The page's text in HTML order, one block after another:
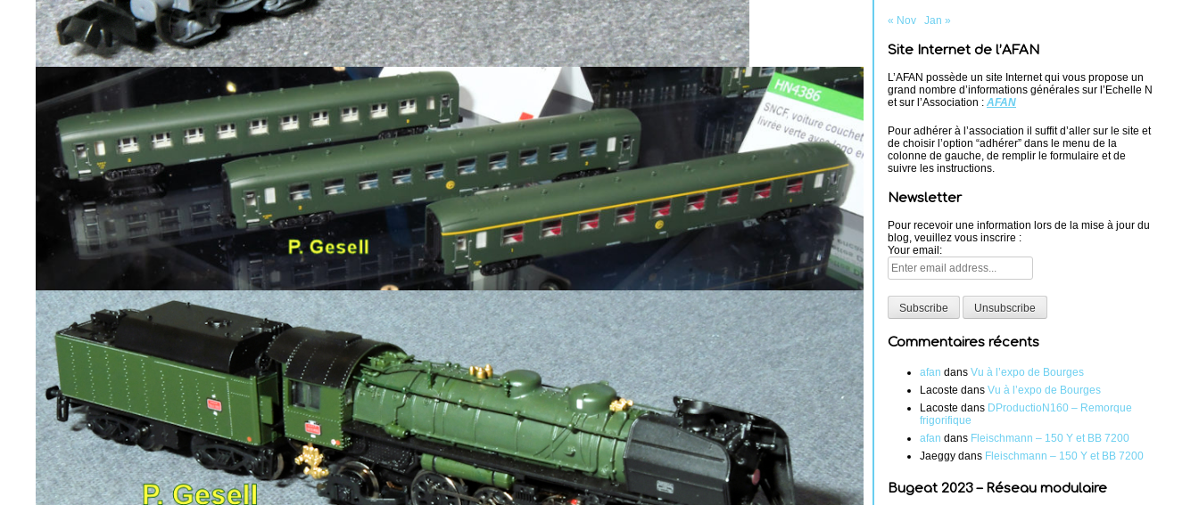
« Nov Jan »
Site Internet de l’AFAN
L’AFAN possède un site Internet qui vous propose un
grand nombre d’informations générales sur l’Echelle N
et sur l’Association : AFAN
Pour adhérer à l’association il suffit d’aller sur le site et
de choisir l’option “adhérer” dans le menu de la
colonne de gauche, de remplir le formulaire et de
suivre les instructions.
Newsletter
Pour recevoir une information lors de la mise à jour du
blog, veuillez vous inscrire :
Your email:
Commentaires récents
afan dans Vu à l’expo de Bourges
Lacoste dans Vu à l’expo de Bourges
Lacoste dans DProductioN160 – Remorque
frigorifique
afan dans Fleischmann – 150 Y et BB 7200
Jaeggy dans Fleischmann – 150 Y et BB 7200
Bugeat 2023 – Réseau modulaire